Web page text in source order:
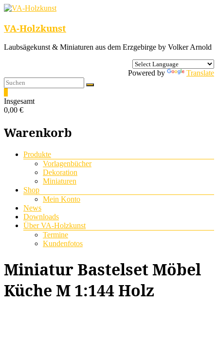
VA-Holzkunst
Laubsägekunst & Miniaturen aus dem Erzgebirge by Volker Arnold
Powered by Translate
Insgesamt
0,00 €
Warenkorb
Menü
Produkte
Vorlagenbücher
Dekoration
Miniaturen
Shop
Mein Konto
News
Downloads
Über VA-Holzkunst
Termine
Kundenfotos
Miniatur Bastelset Möbel
Küche M 1:144 Holz